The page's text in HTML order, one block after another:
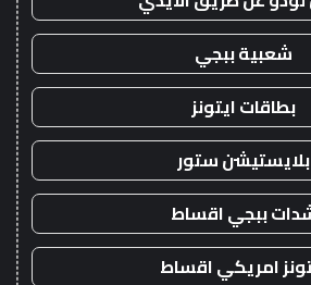
شعبية ببجي
بطاقات ايتونز
بلايستيشن ستور
ببجي اقساط
امريكي اقساط